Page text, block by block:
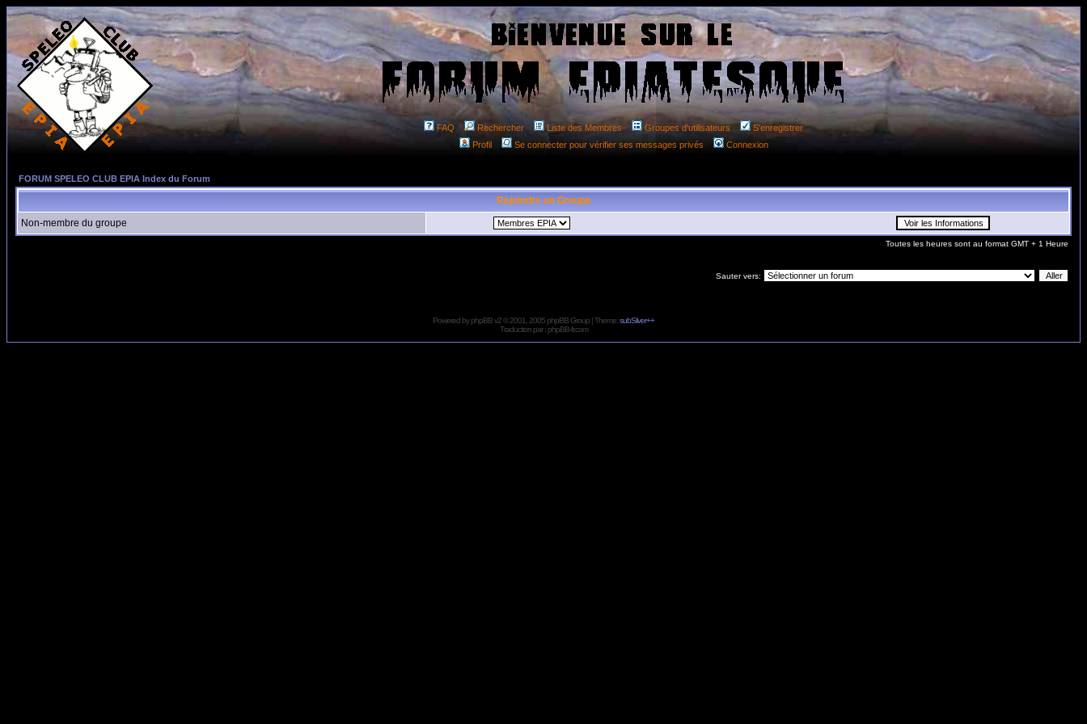
FAQ Rechercher Liste des Membres Groupes d'utilisateurs
S'enregistrer
Profil
Se connecter pour vérifier ses messages privés Connexion
FORUM SPELEO CLUB EPIA Index du Forum
Rejoindre un Groupe
Non-membre du groupe
Toutes les heures sont au format GMT + 1 Heure
Sauter vers:
Powered byphpBBv2 © 2001, 2005 phpBB Group ¦ Theme:subSilver++
Traduction par : phpBB-fr.com